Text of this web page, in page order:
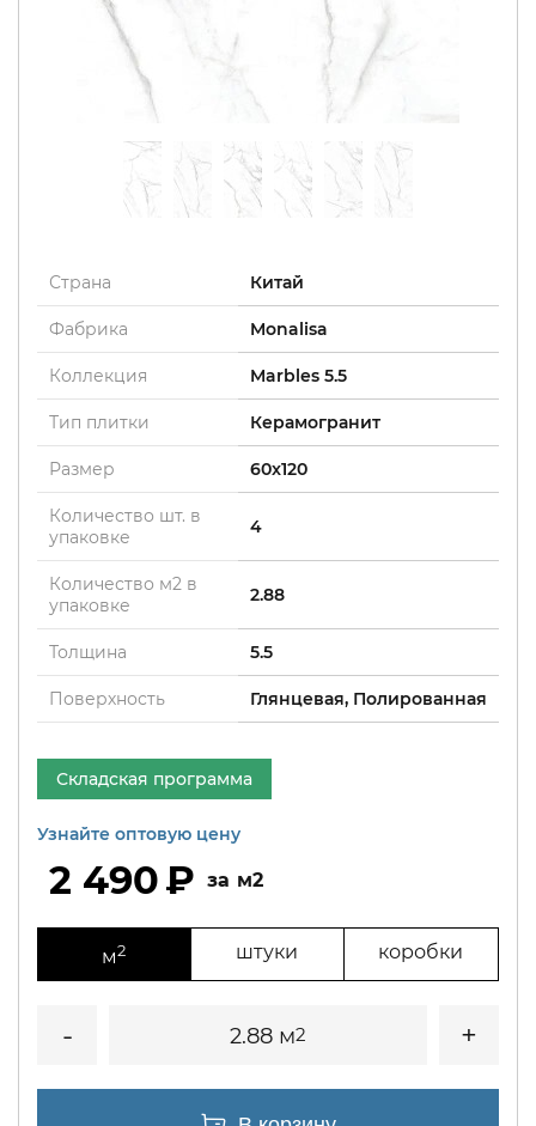
Страна Китай
Фабрика Monalisa
Коллекция Marbles 5.5
Тип плитки Керамогранит
Размер 60x120
Количество шт. в
упаковке
4
Количество м2 в
упаковке
2.88
Толщина 5.5
Поверхность Глянцевая, Полированная
Складская программа
Узнайте оптовую цену
2 490 м2
м2 штуки коробки
2.88 м2